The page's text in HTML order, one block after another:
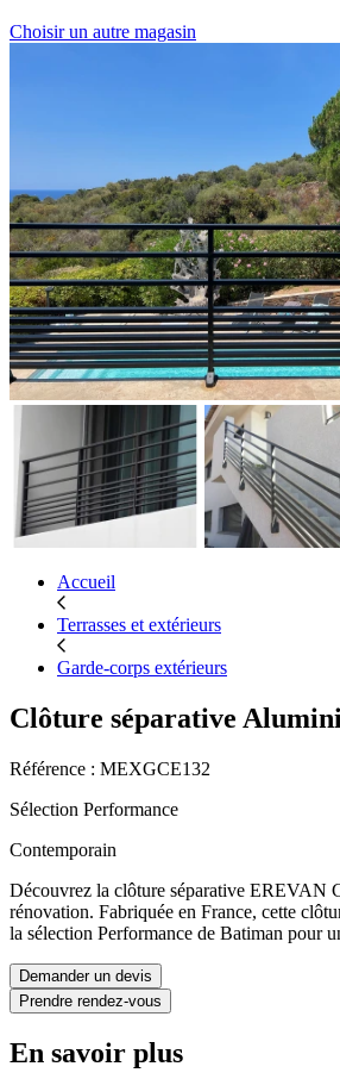
Choisir un autre magasin
Accueil
Terrasses et extérieurs
Garde-corps extérieurs
Clôture séparative
Référence : MEXGCE132
Sélection Performance
Contemporain
Découvrez la clôture séparative EREVAN
rénovation. Fabriquée en France, cette
la sélection Performance de Batiman pour
Demander un devis
Prendre rendez-vous
En savoir plus